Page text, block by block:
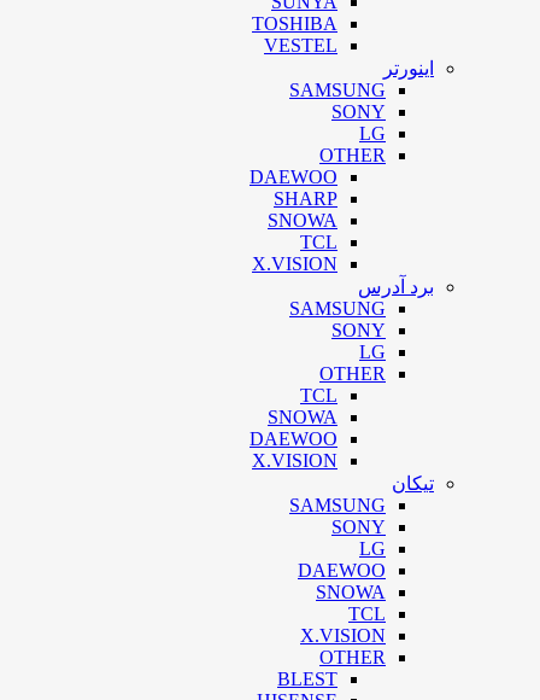
TOSHIBA
VESTEL
اینورتر
SAMSUNG
SONY
LG
OTHER
DAEWOO
SHARP
SNOWA
TCL
X.VISION
برد آدرس
SAMSUNG
SONY
LG
OTHER
TCL
SNOWA
DAEWOO
X.VISION
تیکان
SAMSUNG
SONY
LG
DAEWOO
SNOWA
TCL
X.VISION
OTHER
BLEST